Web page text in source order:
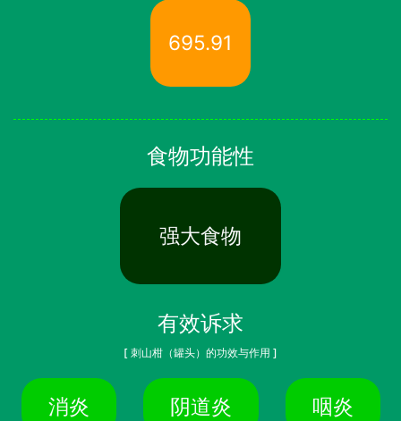
695.91
食物功能性
强大食物
有效诉求
[ 刺山柑（罐头）的功效与作用 ]
消炎 阴道炎 咽炎